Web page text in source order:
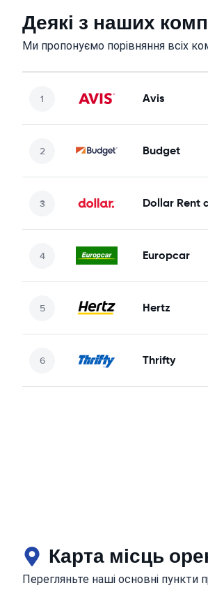
Деякі з наших
Ми пропонуємо порівняння всіх
Avis
Budget
Dollar Rent
Europcar
Hertz
Thrifty
Карта місць
Перегляньте наші основні пункти